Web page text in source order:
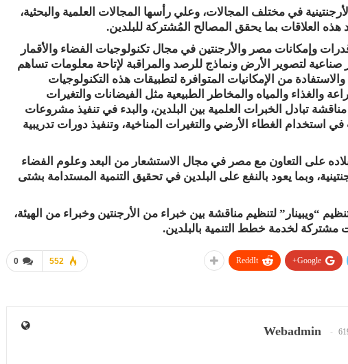
في مختلف المجالات، وعلي رأسها المجالات العلمية والبحثية،
العلاقات بما يحقق المصالح المُشتركة للبلدين.
وإمكانات مصر والأرجنتين في مجال تكنولوجيات الفضاء والأقمار
صناعية لتصوير الأرض ونماذج للرصد والمراقبة لإتاحة معلومات تساهم
من الإمكانيات المتوافرة لتطبيقات هذه التكنولوجيات
والغذاء والمياه والمخاطر الطبيعية مثل الفيضانات والتغيرات
مناقشة تبادل الخبرات العلمية بين البلدين، والبدء في تنفيذ مشروعات
استخدام الغطاء الأرضي والتغيرات المناخية، وتنفيذ دورات تدريبية
على التعاون مع مصر في مجال الاستشعار من البعد وعلوم الفضاء
وبما يعود بالنفع على البلدين في تحقيق التنمية المستدامة بشتى
“ويبينار” لتنظيم مناقشة بين خبراء من الأرجنتين وخبراء من الهيئة،
مشتركة لخدمة خطط التنمية بالبلدين.
0 552 Google+
ReddIt
Webadmin